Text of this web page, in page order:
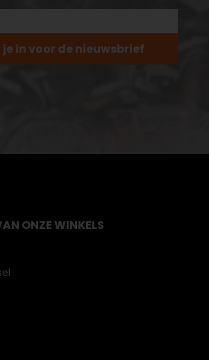
in voor de nieuwsbrief
ONZE WINKELS